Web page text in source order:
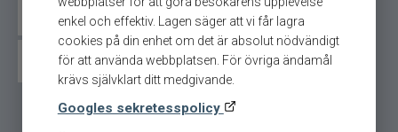
enkel och effektiv. Lagen säger att vi får lagra
cookies på din enhet om det är absolut nödvändigt
för att använda webbplatsen. För övriga ändamål
krävs självklart ditt medgivande.
Googles sekretesspolicy
Redan från första vevet känner du hur allt faller
på plats — balansen, känslan och responsen
samverkar till en trygg, inspirerande
fiskeupplevelse som bär dig genom hela dagen.
Detta är rullen som lyfter hela ditt fiske
Savage gear haspelrulle Penn haspelrulle
Shimano haspelrulle